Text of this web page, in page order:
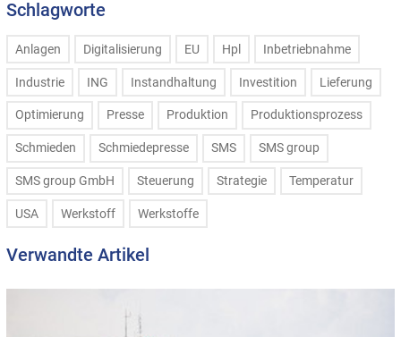
Schlagworte
Anlagen Digitalisierung EU Hpl Inbetriebnahme
Industrie ING Instandhaltung Investition Lieferung
Optimierung Presse Produktion Produktionsprozess
Schmieden Schmiedepresse SMS SMS group
SMS group GmbH Steuerung Strategie Temperatur
USA Werkstoff Werkstoffe
Verwandte Artikel